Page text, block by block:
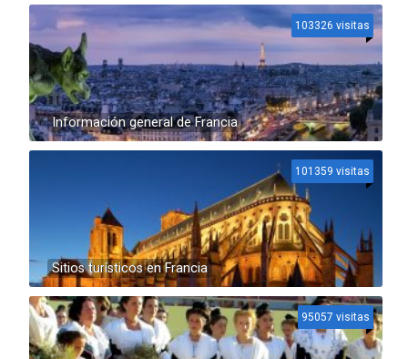
Información general de Francia
103326 visitas
Sitios turísticos en Francia
101359 visitas
95057 visitas